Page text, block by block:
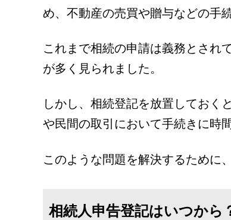
め、不動産の売買や贈与などの手
これまで相続の申請は義務とされ
が多く見られました。
しかし、相続登記を放置しておく
や民間の取引において手続きに時
このような問題を解決するために
相続人申告登記はいつから